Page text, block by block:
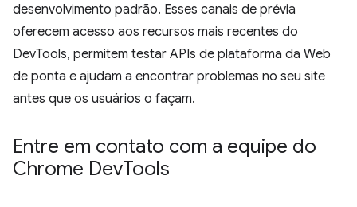
desenvolvimento padrão. Esses canais de prévia
oferecem acesso aos recursos mais recentes do
DevTools, permitem testar APIs de plataforma da Web
de ponta e ajudam a encontrar problemas no seu site
antes que os usuários o façam.
Entre em contato com a equipe do
Chrome DevTools